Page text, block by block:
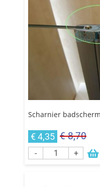
Scharnier
€ 4,35 € 8,70
- +